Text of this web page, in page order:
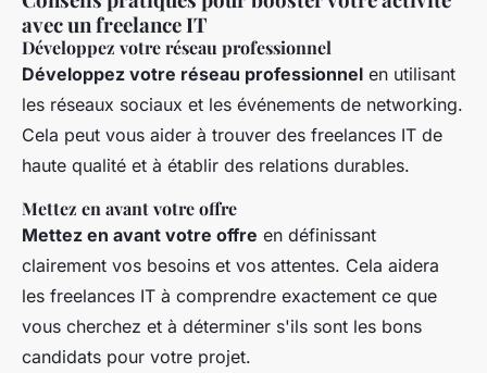
avec un freelance IT
Développez votre réseau professionnel
Développez votre réseau professionnel en utilisant
les réseaux sociaux et les événements de networking.
Cela peut vous aider à trouver des freelances IT de
haute qualité et à établir des relations durables.
Mettez en avant votre offre
Mettez en avant votre offre en définissant
clairement vos besoins et vos attentes. Cela aidera
les freelances IT à comprendre exactement ce que
vous cherchez et à déterminer s'ils sont les bons
candidats pour votre projet.